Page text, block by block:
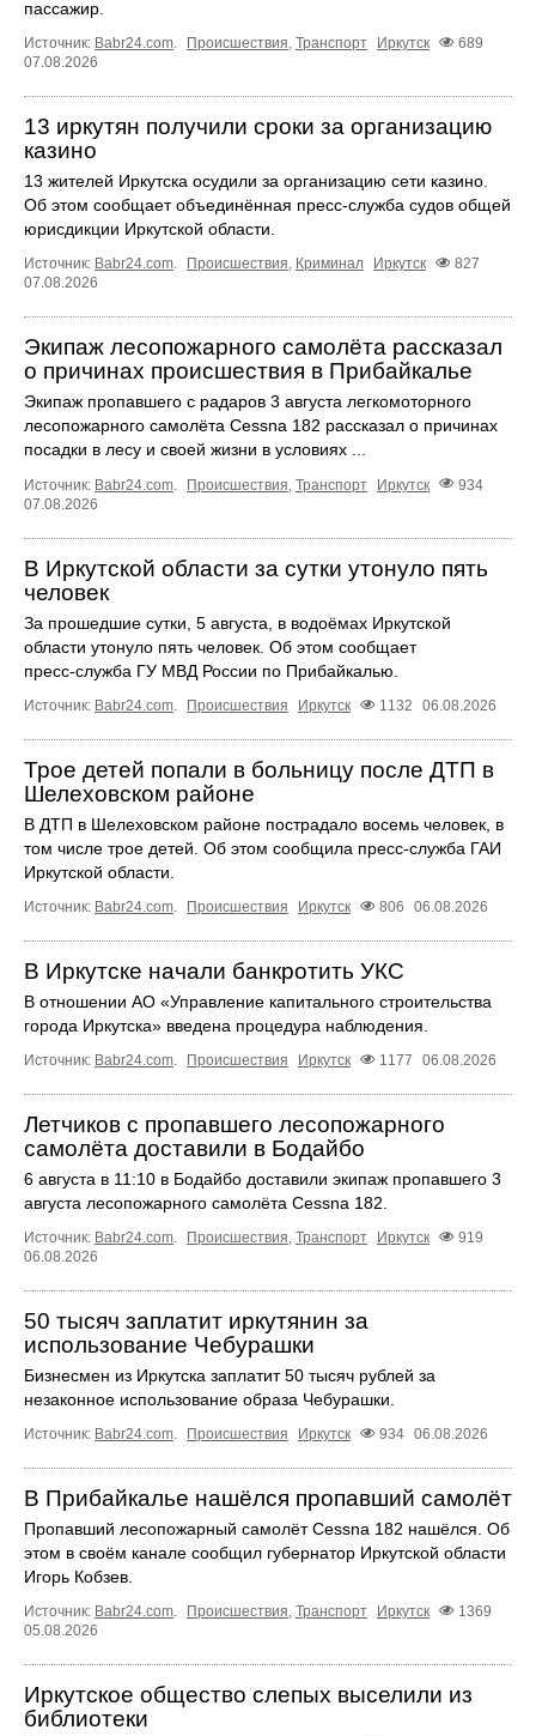
пассажир.
Источник: Babr24.com. Происшествия, Транспорт Иркутск
689
07.08.2026
13 иркутян получили сроки за организацию
казино
13 жителей Иркутска осудили за организацию сети казино.
Об этом сообщает объединённая пресс‑служба судов общей
юрисдикции Иркутской области.
Источник: Babr24.com. Происшествия, Криминал Иркутск
827
07.08.2026
Экипаж лесопожарного самолёта рассказал
о причинах происшествия в Прибайкалье
Экипаж пропавшего с радаров 3 августа легкомоторного
лесопожарного самолёта Cessna 182 рассказал о причинах
посадки в лесу и своей жизни в условиях ...
Источник: Babr24.com Происшествия Транспорт Иркутск
934
07.08.2026
В Иркутской области за сутки утонуло пять
человек
За прошедшие сутки, 5 августа, в водоёмах Иркутской
области утонуло пять человек. Об этом сообщает
пресс‑служба ГУ МВД России по Прибайкалью.
Источник: Babr24.com Происшествия Иркутск 1132 06.08.2026
Трое детей попали в больницу после ДТП в
Шелеховском районе
В ДТП в Шелеховском районе пострадало восемь человек, в
том числе трое детей. Об этом сообщила пресс‑служба ГАИ
Иркутской области.
Источник: Babr24.com Происшествия Иркутск 806 06.08.2026
В Иркутске начали банкротить УКС
В отношении АО «Управление капитального строительства
города Иркутска» введена процедура наблюдения.
Источник: Babr24.com. Происшествия Иркутск 1177 06.08.2026
Летчиков с пропавшего лесопожарного
самолёта доставили в Бодайбо
6 августа в 11:10 в Бодайбо доставили экипаж пропавшего 3
августа лесопожарного самолёта Cessna 182.
Источник: Babr24.com. Происшествия, Транспорт Иркутск
919
06.08.2026
50 тысяч заплатит иркутянин за
использование Чебурашки
Бизнесмен из Иркутска заплатит 50 тысяч рублей за
незаконное использование образа Чебурашки.
Источник: Babr24.com. Происшествия Иркутск 934 06.08.2026
В Прибайкалье нашёлся пропавший самолёт
Пропавший лесопожарный самолёт Cessna 182 нашёлся. Об
этом в своём канале сообщил губернатор Иркутской области
Игорь Кобзев.
Источник: Babr24.com. Происшествия, Транспорт Иркутск
1369
05.08.2026
Иркутское общество слепых выселили из
библиотеки